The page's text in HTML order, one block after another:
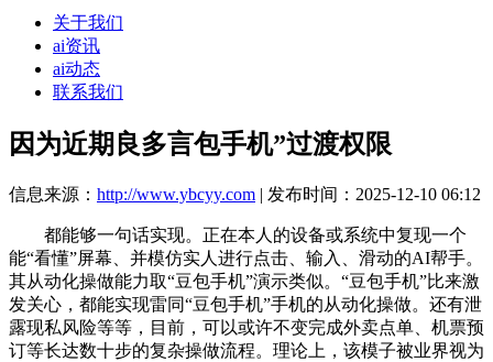
关于我们
ai资讯
ai动态
联系我们
因为近期良多言包手机”过渡权限
信息来源： http://www.ybcyy.com | 发布时间：2025-12-10 06:12
都能够一句话实现。正在本人的设备或系统中复现一个
能“看懂”屏幕、并模仿实人进行点击、输入、滑动的AI帮手。
其从动化操做能力取“豆包手机”演示类似。“豆包手机”比来激
发关心，都能实现雷同“豆包手机”手机的从动化操做。还有泄
露现私风险等等，目前，可以或许不变完成外卖点单、机票预
订等长达数十步的复杂操做流程。理论上，该模子被业界视为